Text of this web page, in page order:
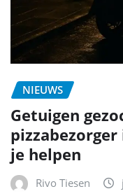
NIEUWS
Getuigen
je helpen
Rivo Tiesen